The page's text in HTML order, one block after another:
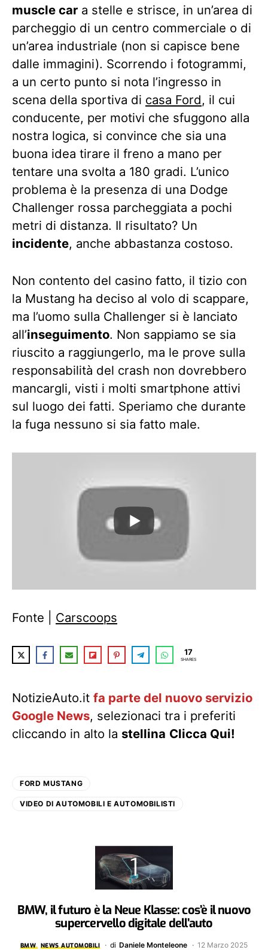
muscle car a stelle e strisce, in un’area di
parcheggio di un centro commerciale o di
un’area industriale (non si capisce bene
dalle immagini). Scorrendo i fotogrammi,
a un certo punto si nota l’ingresso in
scena della sportiva di casa Ford, il cui
conducente, per motivi che sfuggono alla
nostra logica, si convince che sia una
buona idea tirare il freno a mano per
tentare una svolta a 180 gradi. L’unico
problema è la presenza di una Dodge
Challenger rossa parcheggiata a pochi
metri di distanza. Il risultato? Un
incidente, anche abbastanza costoso.
Non contento del casino fatto, il tizio con
la Mustang ha deciso al volo di scappare,
ma l’uomo sulla Challenger si è lanciato
all’inseguimento. Non sappiamo se sia
riuscito a raggiungerlo, ma le prove sulla
responsabilità del crash non dovrebbero
mancargli, visti i molti smartphone attivi
sul luogo dei fatti. Speriamo che durante
la fuga nessuno si sia fatto male.
Fonte | Carscoops
17
SHARES
NotizieAuto.it fa parte del nuovo servizio
Google News, selezionaci tra i preferiti
cliccando in alto la stellina Clicca Qui!
FORD MUSTANG
VIDEO DI AUTOMOBILI E AUTOMOBILISTI
BMW, il futuro è la Neue Klasse: cos’è il nuovo
supercervello digitale dell’auto
BMW NEWS AUTOMOBILI di Daniele Monteleone 12 Marzo 2025